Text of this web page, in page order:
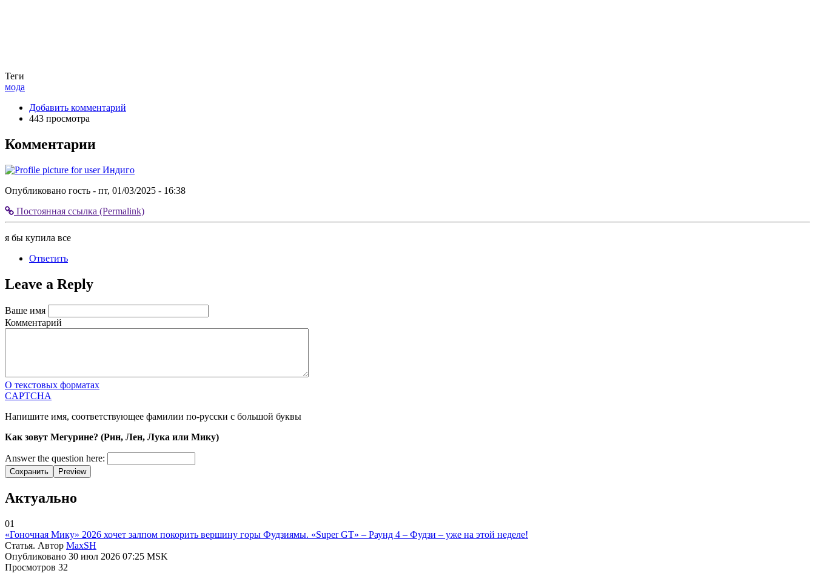
Теги
мода
Добавить комментарий
443 просмотра
Комментарии
Опубликовано гость - пт, 01/03/2025 - 16:38
Постоянная ссылка (Permalink)
Разделитель
коммента
я бы купила все
Ответить
Leave a Reply
Ваше имя
Комментарий
О текстовых форматах
CAPTCHA
Напишите имя, соответствующее фамилии по-русски с большой буквы
Как зовут Мегурине? (Рин, Лен, Лука или Мику)
Answer the question here:
Сохранить Preview
Актуально
01
«Гоночная Мику» 2026 хочет залпом покорить вершину горы Фудзиямы. «Super GT» – Раунд 4 – Фудзи – уже на этой неделе!
Статья. Автор MaxSH
Опубликовано 30 июл 2026 07:25 MSK
Просмотров 32